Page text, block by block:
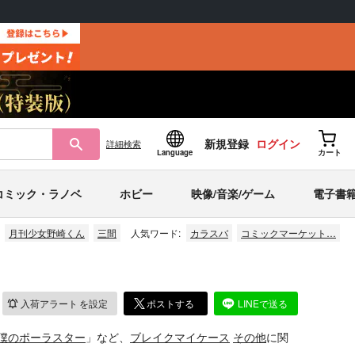
詳細検索
Language
新規登録 ログイン
カート
ミック・ラノベ ホビー 映像/音楽/ゲーム 電子書
月刊少女野崎くん 三間 人気ワード: カラスバ コミックマーケット…
入荷アラート を設定 ポストする LINEで送る
のポーラスター 」など、 ブレイクマイケース その他に関